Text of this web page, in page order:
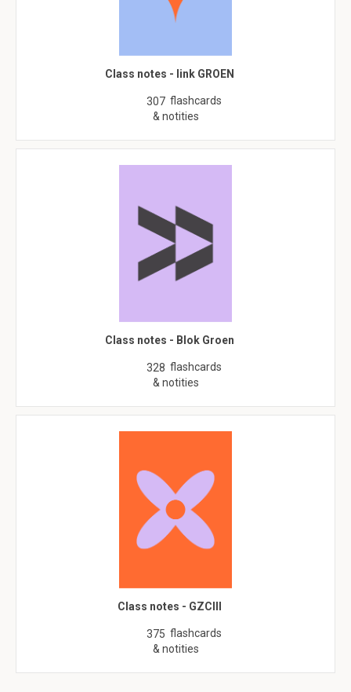
Class notes - link GROEN
307 flashcards
& notities
Class notes - Blok Groen
328 flashcards
& notities
Class notes - GZCIII
375 flashcards
& notities